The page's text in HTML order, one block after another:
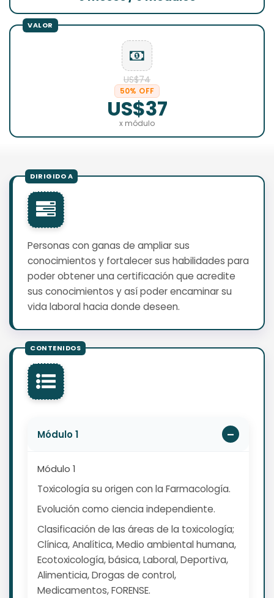
US$74
50% OFF
US$37
x módulo
Personas con ganas de ampliar sus
conocimientos y fortalecer sus habilidades para
poder obtener una certificación que acredite
sus conocimientos y así poder encaminar su
vida laboral hacia donde deseen.
Módulo 1
Módulo 1
Toxicología su origen con la Farmacología.
Evolución como ciencia independiente.
Clasificación de las áreas de la toxicología;
Clínica, Analítica, Medio ambiental humana,
Ecotoxicología, básica, Laboral, Deportiva,
Alimenticia, Drogas de control,
Medicamentos, FORENSE.